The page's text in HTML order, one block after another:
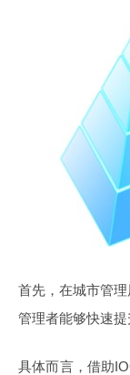
首先，在城市管
管理者能够快速提
具体而言，借助